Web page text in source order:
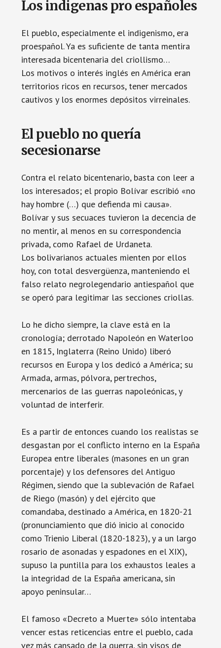
Los indigenas pro españoles
El pueblo, especialmente el indigenismo, era
proespañol. Ya es suficiente de tanta mentira
interesada bicentenaria del criollismo…
Los motivos o interés inglés en América eran
territorios ricos en recursos, tener mercados
cautivos y los enormes depósitos virreinales.
El pueblo no quería
secesionarse
Contra el relato bicentenario, basta con leer a
los interesados; el propio Bolívar escribió «no
hay hombre (…) que defienda mi causa».
Bolívar y sus secuaces tuvieron la decencia de
no mentir, al menos en su correspondencia
privada, como Rafael de Urdaneta.
Los bolivarianos actuales mienten por ellos
hoy, con total desvergüenza, manteniendo el
falso relato negrolegendario antiespañol que
se operó para legitimar las secciones criollas.
Lo he dicho siempre, la clave está en la
cronología; derrotado Napoleón en Waterloo
en 1815, Inglaterra (Reino Unido) liberó
recursos en Europa y los dedicó a América; su
Armada, armas, pólvora, pertrechos,
mercenarios de las guerras napoleónicas, y
voluntad de interferir.
Es a partir de entonces cuando los realistas se
desgastan por el conflicto interno en la España
Europea entre liberales (masones en un gran
porcentaje) y los defensores del Antiguo
Régimen, siendo que la sublevación de Rafael
de Riego (masón) y del ejército que
comandaba, destinado a América, en 1820-21
(pronunciamiento que dió inicio al conocido
como Trienio Liberal (1820-1823), y a un largo
rosario de asonadas y espadones en el XIX),
supuso la puntilla para los exhaustos leales a
la integridad de la España americana, sin
apoyo peninsular…
El famoso «Decreto a Muerte» sólo intentaba
vencer estas reticencias entre el pueblo, cada
vez más cansado de la guerra, sin visos de